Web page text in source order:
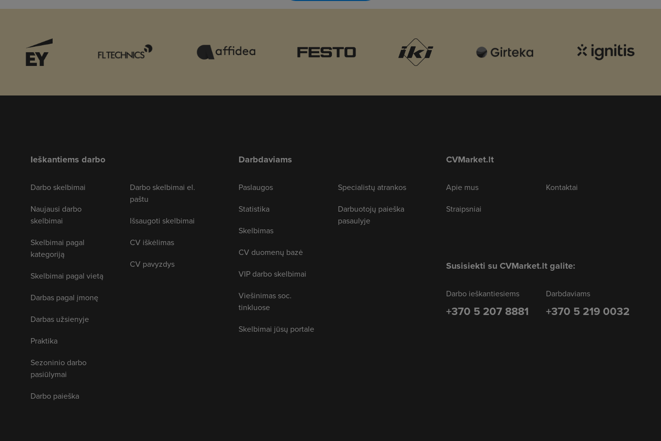
Ieškantiems darbo
Darbo skelbimai
Naujausi darbo
skelbimai
Skelbimai pagal
kategoriją
Skelbimai pagal vietą
Darbas pagal įmonę
Darbas užsienyje
Praktika
Sezoninio darbo
pasiūlymai
Darbo paieška
Darbo skelbimai el.
paštu
Išsaugoti skelbimai
CV iškėlimas
CV pavyzdys
Darbdaviams
Paslaugos
Statistika
Skelbimas
CV duomenų bazė
VIP darbo skelbimai
Viešinimas soc.
tinkluose
Skelbimai jūsų portale
Specialistų atrankos
Darbuotojų paieška
pasaulyje
CVMarket.lt
Apie mus
Straipsniai
Kontaktai
Susisiekti su CVMarket.lt galite:
Darbo ieškantiesiems
+370 5 207 8881
Darbdaviams
+370 5 219 0032